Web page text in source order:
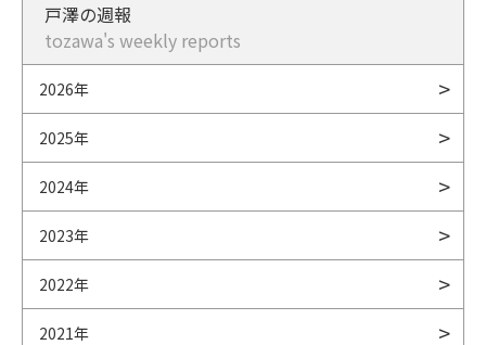
戸澤の週報
tozawa's weekly reports
2026年
2025年
2024年
2023年
2022年
2021年